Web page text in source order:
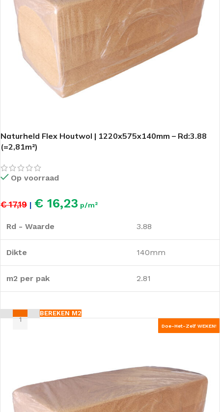
Naturheld Flex Houtwol | 1220x575x140mm – Rd:3.88
(=2,81m²)
Op voorraad
€ 17,19 | € 16,23 p/m²
Rd - Waarde 3.88
Dikte 140mm
m2 per pak 2.81
BEREKEN M2
Doe-Het-Zelf WEKEN!